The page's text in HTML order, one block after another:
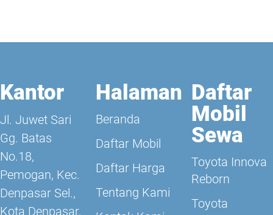
Kantor
Jl. Juwet Sari
Gg. Batas
No.18,
Pemogan, Kec.
Denpasar Sel.,
Kota Denpasar,
Halaman
Beranda
Daftar Mobil
Daftar Harga
Tentang Kami
Daftar
Mobil
Sewa
Toyota Innova
Reborn
Toyota